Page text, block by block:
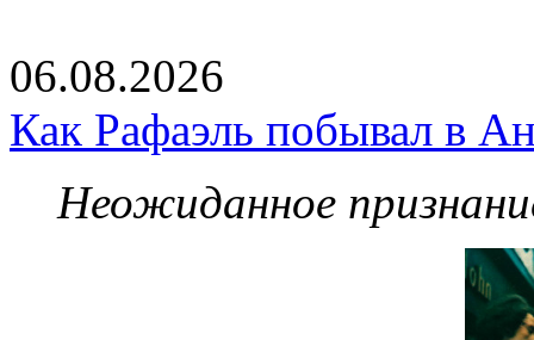
06.08.2026
Как Рафаэль побывал в
Неожиданное